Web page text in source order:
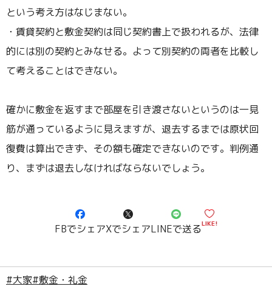
という考え方はなじまない。
・賃貸契約と敷金契約は同じ契約書上で扱われるが、法律
的には別の契約とみなせる。よって別契約の両者を比較し
て考えることはできない。
確かに敷金を返すまで部屋を引き渡さないというのは一見
筋が通っているように見えますが、退去するまでは原状回
復費は算出できず、その額も確定できないのです。判例通
り、まずは退去しなければならないでしょう。
FBでシェアXでシェアLINEで送るLIKE!
#大家#敷金・礼金